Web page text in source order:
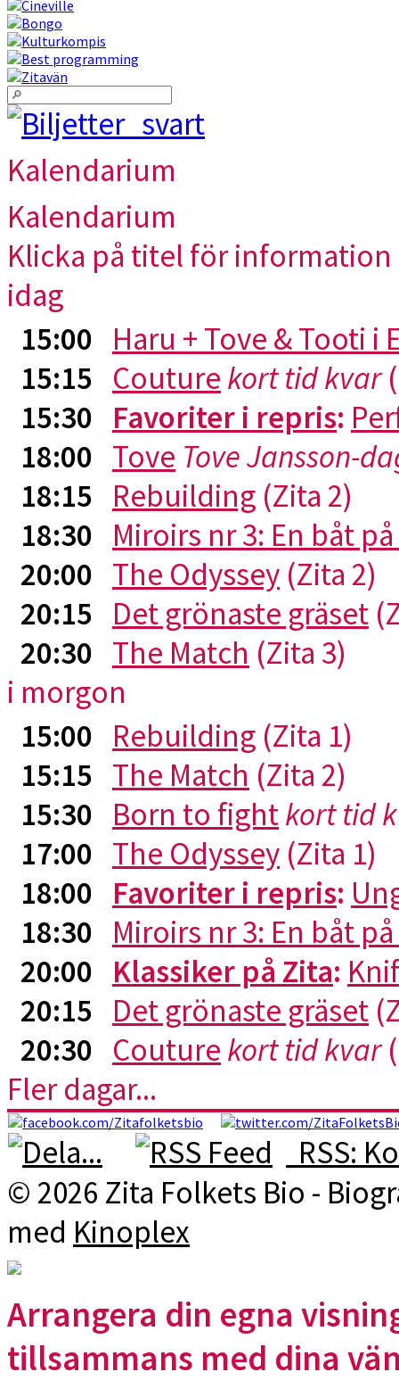
Kalendarium
Kalendarium
Klicka på titel för
idag
15:00 Haru + Tove & Tooti i
15:15 Couture kort tid kvar
15:30 Favoriter i repris:
18:00 Tove Tove Jansson-
18:15 Rebuilding (Zita 2)
18:30 Miroirs nr 3: En båt
20:00 The Odyssey (Zita 2)
20:15 Det grönaste gräset
20:30 The Match (Zita 3)
i morgon
15:00 Rebuilding (Zita 1)
15:15 The Match (Zita 2)
15:30 Born to fightkort tid
17:00 The Odyssey (Zita 1)
18:00 Favoriter i repris:
18:30 Miroirs nr 3: En båt
20:00 Klassiker på Zita:
20:15 Det grönaste gräset
20:30 Couture kort tid kvar
Fler dagar...
RSS:
© 2026 Zita Folkets Bio -
med Kinoplex
Arrangera din egna
tillsammans med dina